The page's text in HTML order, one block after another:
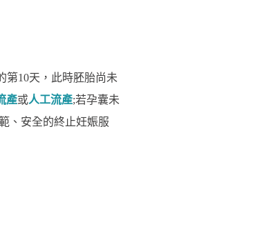
第10天，此時胚胎尚未
產或人工流產;若孕囊未
、安全的終止妊娠服